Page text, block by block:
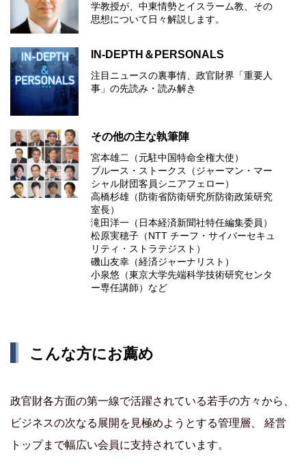
学教授が、中東情勢とイスラーム教、その
思想について⽇々解説します。
IN-DEPTH＆PERSONALS
注目ニュースの裏事情、政官財界「重要人
事」の先読み・読み解き
その他の主な執筆陣
宮本雄二（元駐中国特命全権大使）
ブルース・ストークス（ジャーマン・マー
シャル財団客員シニアフェロー）
高橋杉雄（防衛省防衛研究所防衛政策研究
室長）
滝田洋一（日本経済新聞社特任編集委員）
松原実穂子（NTT チーフ・サイバーセキュ
リティ・ストラテジスト）
磯山友幸（経済ジャーナリスト）
小泉悠（東京大学先端科学技術研究センタ
ー専任講師）など
こんな方にお薦め
政官財各方面の第一線で活躍されている若手の方々から、
ビジネスの次なる展開を見極めようとする管理層、 経営
トップまで幅広い会員に支持されています。